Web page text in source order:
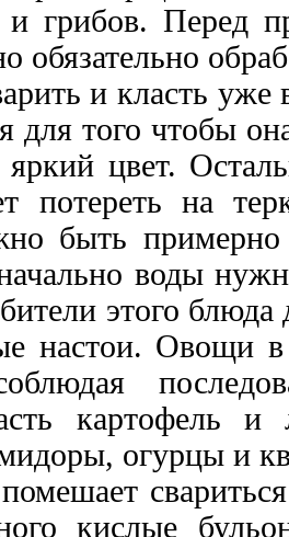
грибов. Перед
обязательно
и класть уже
для того чтобы
цвет.
потереть на
быть примерно
воды
этого блюда
настои. Овощи
картофель
огурцы и
кислые